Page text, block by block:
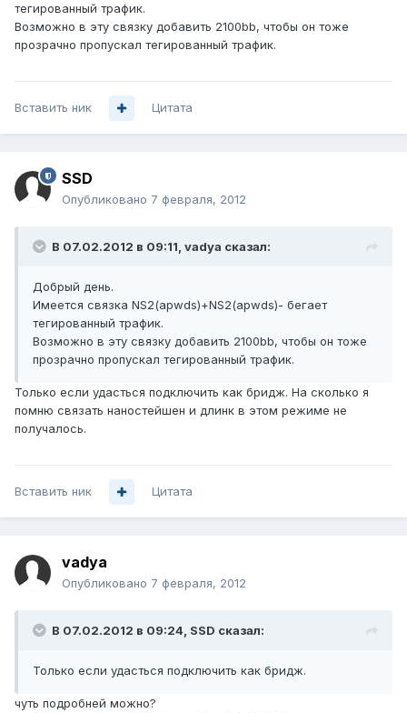
тегированный трафик.
Возможно в эту связку добавить 2100bb, чтобы он тоже
прозрачно пропускал тегированный трафик.
Вставить ник Цитата
SSD
Опубликовано 7 февраля, 2012
В 07.02.2012 в 09:11, vadya сказал:
Добрый день.
Имеется связка NS2(apwds)+NS2(apwds)- бегает
тегированный трафик.
Возможно в эту связку добавить 2100bb, чтобы он тоже
прозрачно пропускал тегированный трафик.
Только если удасться подключить как бридж. На сколько я
помню связать наностейшен и длинк в этом режиме не
получалось.
Вставить ник Цитата
vadya
Опубликовано 7 февраля, 2012
В 07.02.2012 в 09:24, SSD сказал:
Только если удасться подключить как бридж.
чуть подробней можно?